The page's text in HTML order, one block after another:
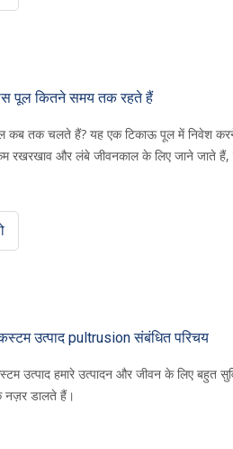
पूल कितने समय तक रहते हैं
कब तक चलते हैं? यह एक टिकाऊ पूल में निवेश
रखरखाव और लंबे जीवनकाल के लिए जाने जाते
उत्पाद pultrusion संबंधित परिचय
उत्पाद हमारे उत्पादन और जीवन के लिए बहुत
नज़र डालते हैं।